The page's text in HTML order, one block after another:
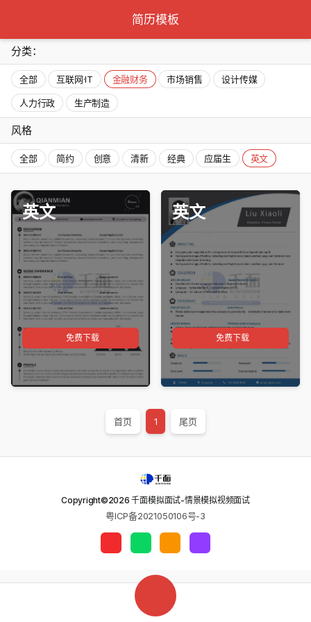
简历模板
分类：
全部 互联网·IT 金融财务 市场销售 设计传媒
人力行政 生产制造
风格
全部 简约 创意 清新 经典 应届生 英文
英文
免费下载
英文
免费下载
首页 1 尾页
Copyright©2026 千面模拟面试-情景模拟视频面试
粤ICP备2021050106号-3